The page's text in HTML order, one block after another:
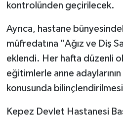
kontrolünden geçirilecek.
Ayrıca, hastane
müfredatına "Ağız ve Diş
eklendi. Her hafta düzenli
eğitimlerle anne adaylarının
konusunda
Kepez Devlet Hastanesi